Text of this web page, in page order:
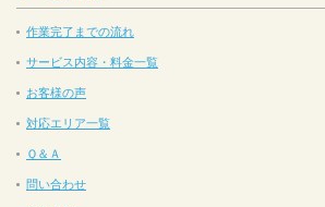
作業完了までの流れ
サービス内容・料金一覧
お客様の声
対応エリア一覧
Ｑ＆Ａ
問い合わせ